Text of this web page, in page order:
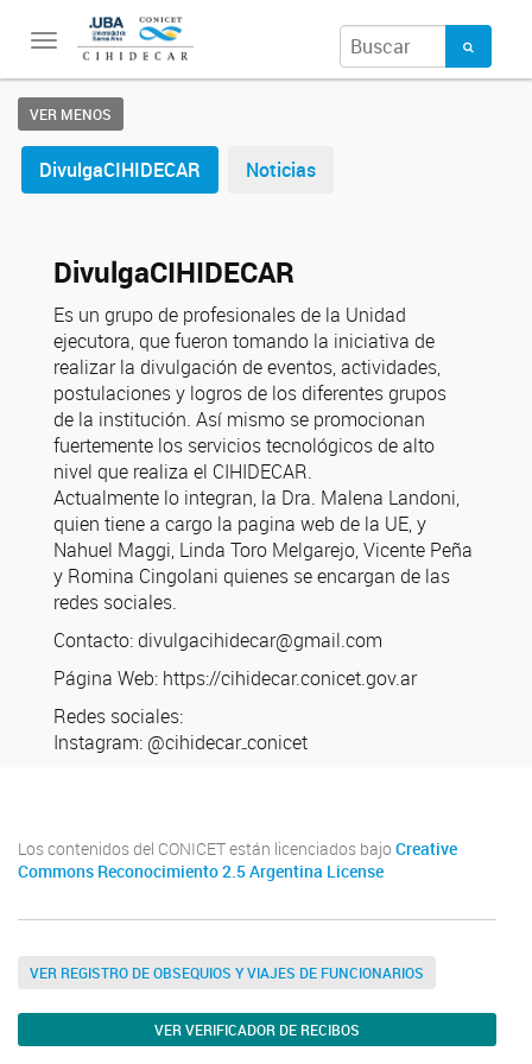
Toggle
VER MENOS
DivulgaCIHIDECAR Noticias
DivulgaCIHIDECAR
Es un grupo de profesionales de la Unidad
ejecutora, que fueron tomando la iniciativa de
realizar la divulgación de eventos, actividades,
postulaciones y logros de los diferentes grupos
de la institución. Así mismo se promocionan
fuertemente los servicios tecnológicos de alto
nivel que realiza el CIHIDECAR.
Actualmente lo integran, la Dra. Malena Landoni,
quien tiene a cargo la pagina web de la UE, y
Nahuel Maggi, Linda Toro Melgarejo, Vicente Peña
y Romina Cingolani quienes se encargan de las
redes sociales.
Contacto: divulgacihidecar@gmail.com
Página Web: https://cihidecar.conicet.gov.ar
Redes sociales:
Instagram: @cihidecar₋conicet
Los contenidos del CONICET están licenciados bajo Creative
Commons Reconocimiento 2.5 Argentina License
VER REGISTRO DE OBSEQUIOS Y VIAJES DE FUNCIONARIOS
VER VERIFICADOR DE RECIBOS